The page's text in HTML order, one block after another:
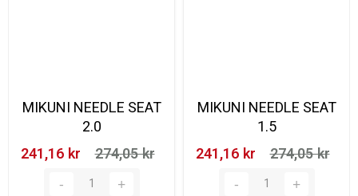
MIKUNI NEEDLE SEAT
2.0
241,16 kr‎
274,05 kr‎
MIKUNI NEEDLE SEAT
1.5
241,16 kr‎
274,05 kr‎